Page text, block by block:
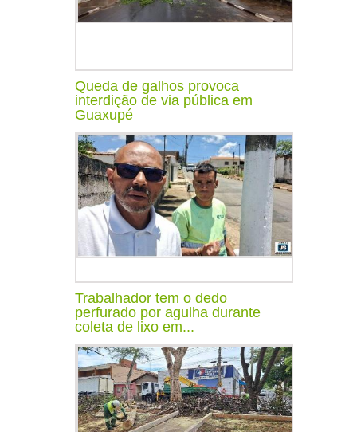
Queda de galhos provoca
interdição de via pública em
Guaxupé
Trabalhador tem o dedo
perfurado por agulha durante
coleta de lixo em...